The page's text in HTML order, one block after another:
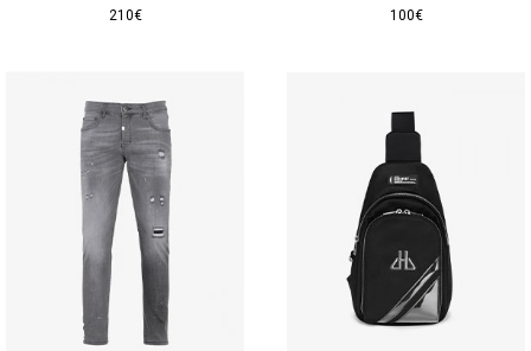
210€
100€